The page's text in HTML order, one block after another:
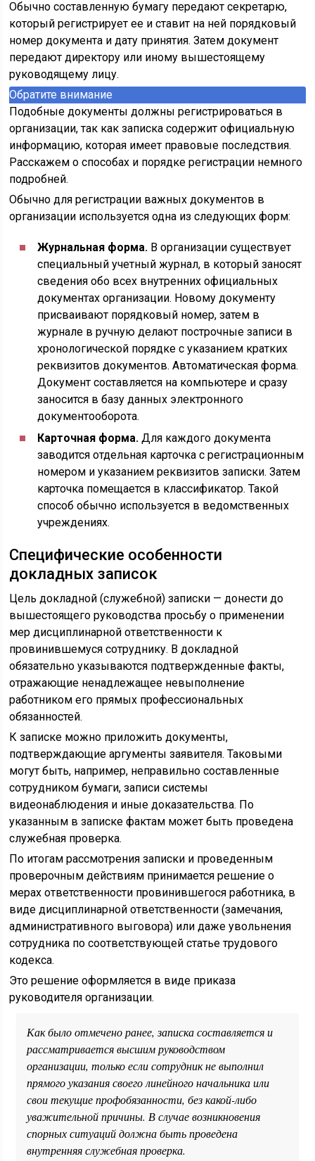
Обычно составленную бумагу передают секретарю,
который регистрирует ее и ставит на ней порядковый
номер документа и дату принятия. Затем документ
передают директору или иному вышестоящему
руководящему лицу.
Обратите внимание
Подобные документы должны регистрироваться в
организации, так как записка содержит официальную
информацию, которая имеет правовые последствия.
Расскажем о способах и порядке регистрации немного
подробней.
Обычно для регистрации важных документов в
организации используется одна из следующих форм:
Журнальная форма. В организации существует
специальный учетный журнал, в который заносят
сведения обо всех внутренних официальных
документах организации. Новому документу
присваивают порядковый номер, затем в
журнале в ручную делают построчные записи в
хронологической порядке с указанием кратких
реквизитов документов. Автоматическая форма.
Документ составляется на компьютере и сразу
заносится в базу данных электронного
документооборота.
Карточная форма. Для каждого документа
заводится отдельная карточка с регистрационным
номером и указанием реквизитов записки. Затем
карточка помещается в классификатор. Такой
способ обычно используется в ведомственных
учреждениях.
Специфические особенности
докладных записок
Цель докладной (служебной) записки — донести до
вышестоящего руководства просьбу о применении
мер дисциплинарной ответственности к
провинившемуся сотруднику. В докладной
обязательно указываются подтвержденные факты,
отражающие ненадлежащее невыполнение
работником его прямых профессиональных
обязанностей.
К записке можно приложить документы,
подтверждающие аргументы заявителя. Таковыми
могут быть, например, неправильно составленные
сотрудником бумаги, записи системы
видеонаблюдения и иные доказательства. По
указанным в записке фактам может быть проведена
служебная проверка.
По итогам рассмотрения записки и проведенным
проверочным действиям принимается решение о
мерах ответственности провинившегося работника, в
виде дисциплинарной ответственности (замечания,
административного выговора) или даже увольнения
сотрудника по соответствующей статье трудового
кодекса.
Это решение оформляется в виде приказа
руководителя организации.
Как было отмечено ранее, записка составляется и
рассматривается высшим руководством
организации, только если сотрудник не выполнил
прямого указания своего линейного начальника или
свои текущие профобязанности, без какой-либо
уважительной причины. В случае возникновения
спорных ситуаций должна быть проведена
внутренняя служебная проверка.